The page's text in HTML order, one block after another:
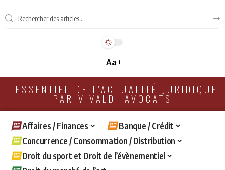
Aa
L'ESSENTIEL DE L'ACTUALITÉ JURIDIQUE
PAR VIVALDI AVOCATS
Affaires / Finances
Banque / Crédit
Concurrence / Consommation / Distribution
Droit du sport et Droit de l’évènementiel